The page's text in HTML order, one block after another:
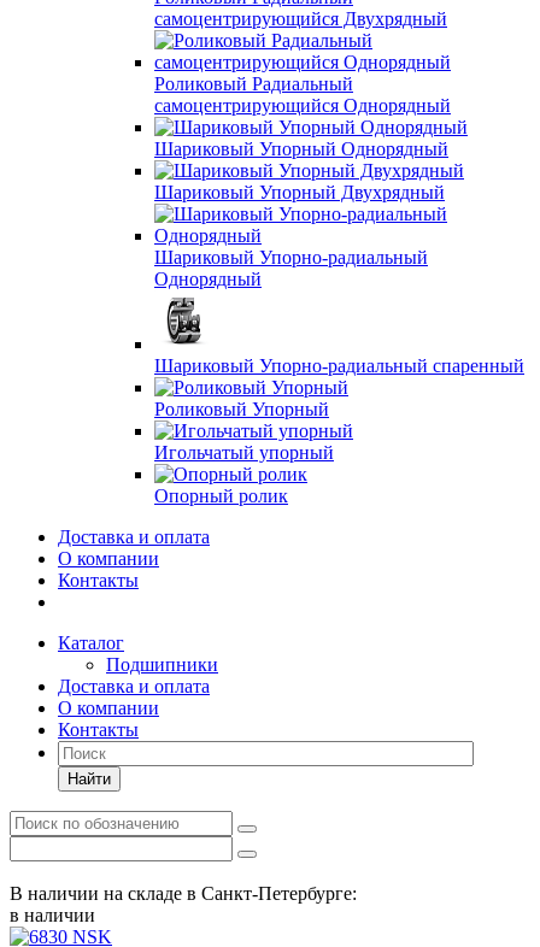
самоцентрирующийся Двухрядный
Роликовый Радиальный
самоцентрирующийся Однорядный
Шариковый Упорный Однорядный
Шариковый Упорный Двухрядный
Шариковый Упорно-радиальный
Однорядный
Шариковый Упорно-радиальный спаренный
Роликовый Упорный
Игольчатый упорный
Опорный ролик
Доставка и оплата
О компании
Контакты
Каталог
Подшипники
Доставка и оплата
О компании
Контакты
Найти
В наличии на складе в Санкт-Петербурге:
в наличии